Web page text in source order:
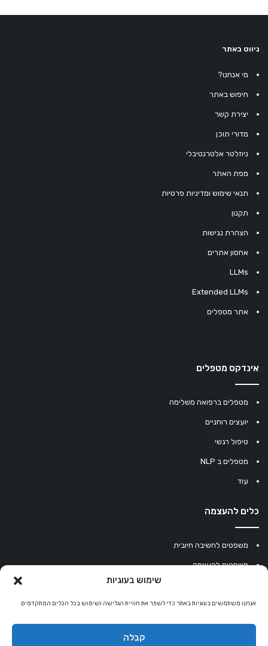
שימוש בעוגיות
אנחנו משתמשים בעוגיות באתר כדי לשפר את חוויית הגלישה ושימוש בכל הכלים המתקדמים
קבלה
ניווט באתר
מי אנחנו?
חיפוש באתר
יצירת קשר
מדורי תוכן
ניוזלטר אלטרנטיבלי
מפת האתר
תנאי שימוש ומדיניות פרטיות
תקנון
הצהרת נגישות
אחסון אתרים
LLMs
Extended LLMs
אתר מטפלים
אינדקס מטפלים
מטפלים ברפואה משלימה
יועצים רוחניים
טיפול רגשי
מטפלים ב NLP
עוד
כלים להעצמה
משפטים לחשיבה חיובית
משפטים להעצמה
מחשבון נומרולוגיה
קריסטלים למזלות